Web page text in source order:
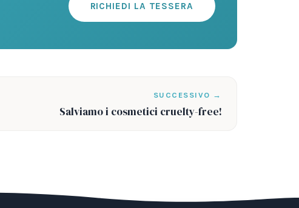
RICHIEDI LA TESSERA
SUCCESSIVO →
Salviamo i cosmetici cruelty-free!